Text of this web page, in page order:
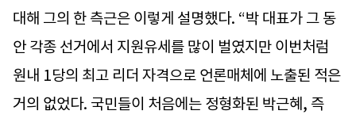
대해 그의 한 측근은 이렇게 설명했다. “박 대표가 그 동
안 각종 선거에서 지원유세를 많이 벌였지만 이번처럼
원내 1당의 최고 리더 자격으로 언론매체에 노출된 적은
거의 없었다. 국민들이 처음에는 정형화된 박근혜, 즉